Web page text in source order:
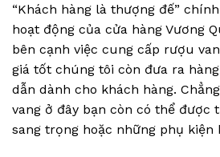
“Khách hàng là thượng đế”
hoạt động của cửa hàng Vương
bên cạnh việc cung cấp rượu
giá tốt chúng tôi còn đưa ra
dẫn dành cho khách hàng.
vang ở đây bạn còn có thể được
sang trọng hoặc những phụ kiện